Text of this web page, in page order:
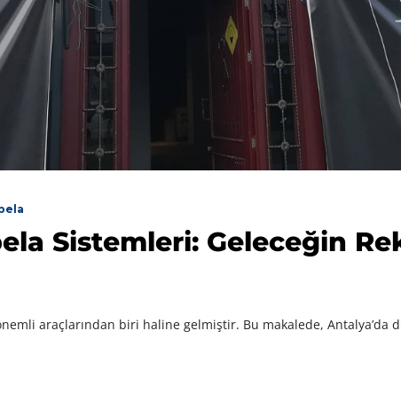
Sistemleri: Geleceğin
araçlarından biri haline gelmiştir. Bu makalede, Antalya’da